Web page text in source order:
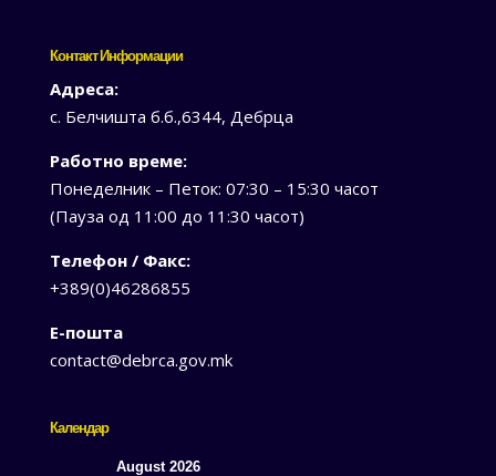
Контакт Информации
Адреса:
с. Белчишта б.б.,6344, Дебрца
Работно време:
Понеделник – Петок: 07:30 – 15:30 часот
(Пауза од 11:00 до 11:30 часот)
Телефон / Факс:
+389(0)46286855
Е-пошта
contact@debrca.gov.mk
Календар
August 2026